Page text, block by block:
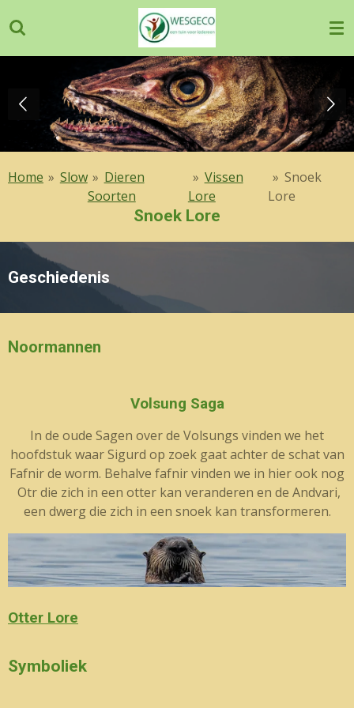
direct
naar
hoofdinhoud
Home » Slow » Dieren
Soorten
» Vissen
Lore
» Snoek
Lore
Snoek Lore
Geschiedenis
Noormannen
Volsung Saga
In de oude Sagen over de Volsungs vinden we het
hoofdstuk waar Sigurd op zoek gaat achter de schat van
Fafnir de worm. Behalve fafnir vinden we in hier ook nog
Otr die zich in een otter kan veranderen en de Andvari,
een dwerg die zich in een snoek kan transformeren.
Otter Lore
Symboliek